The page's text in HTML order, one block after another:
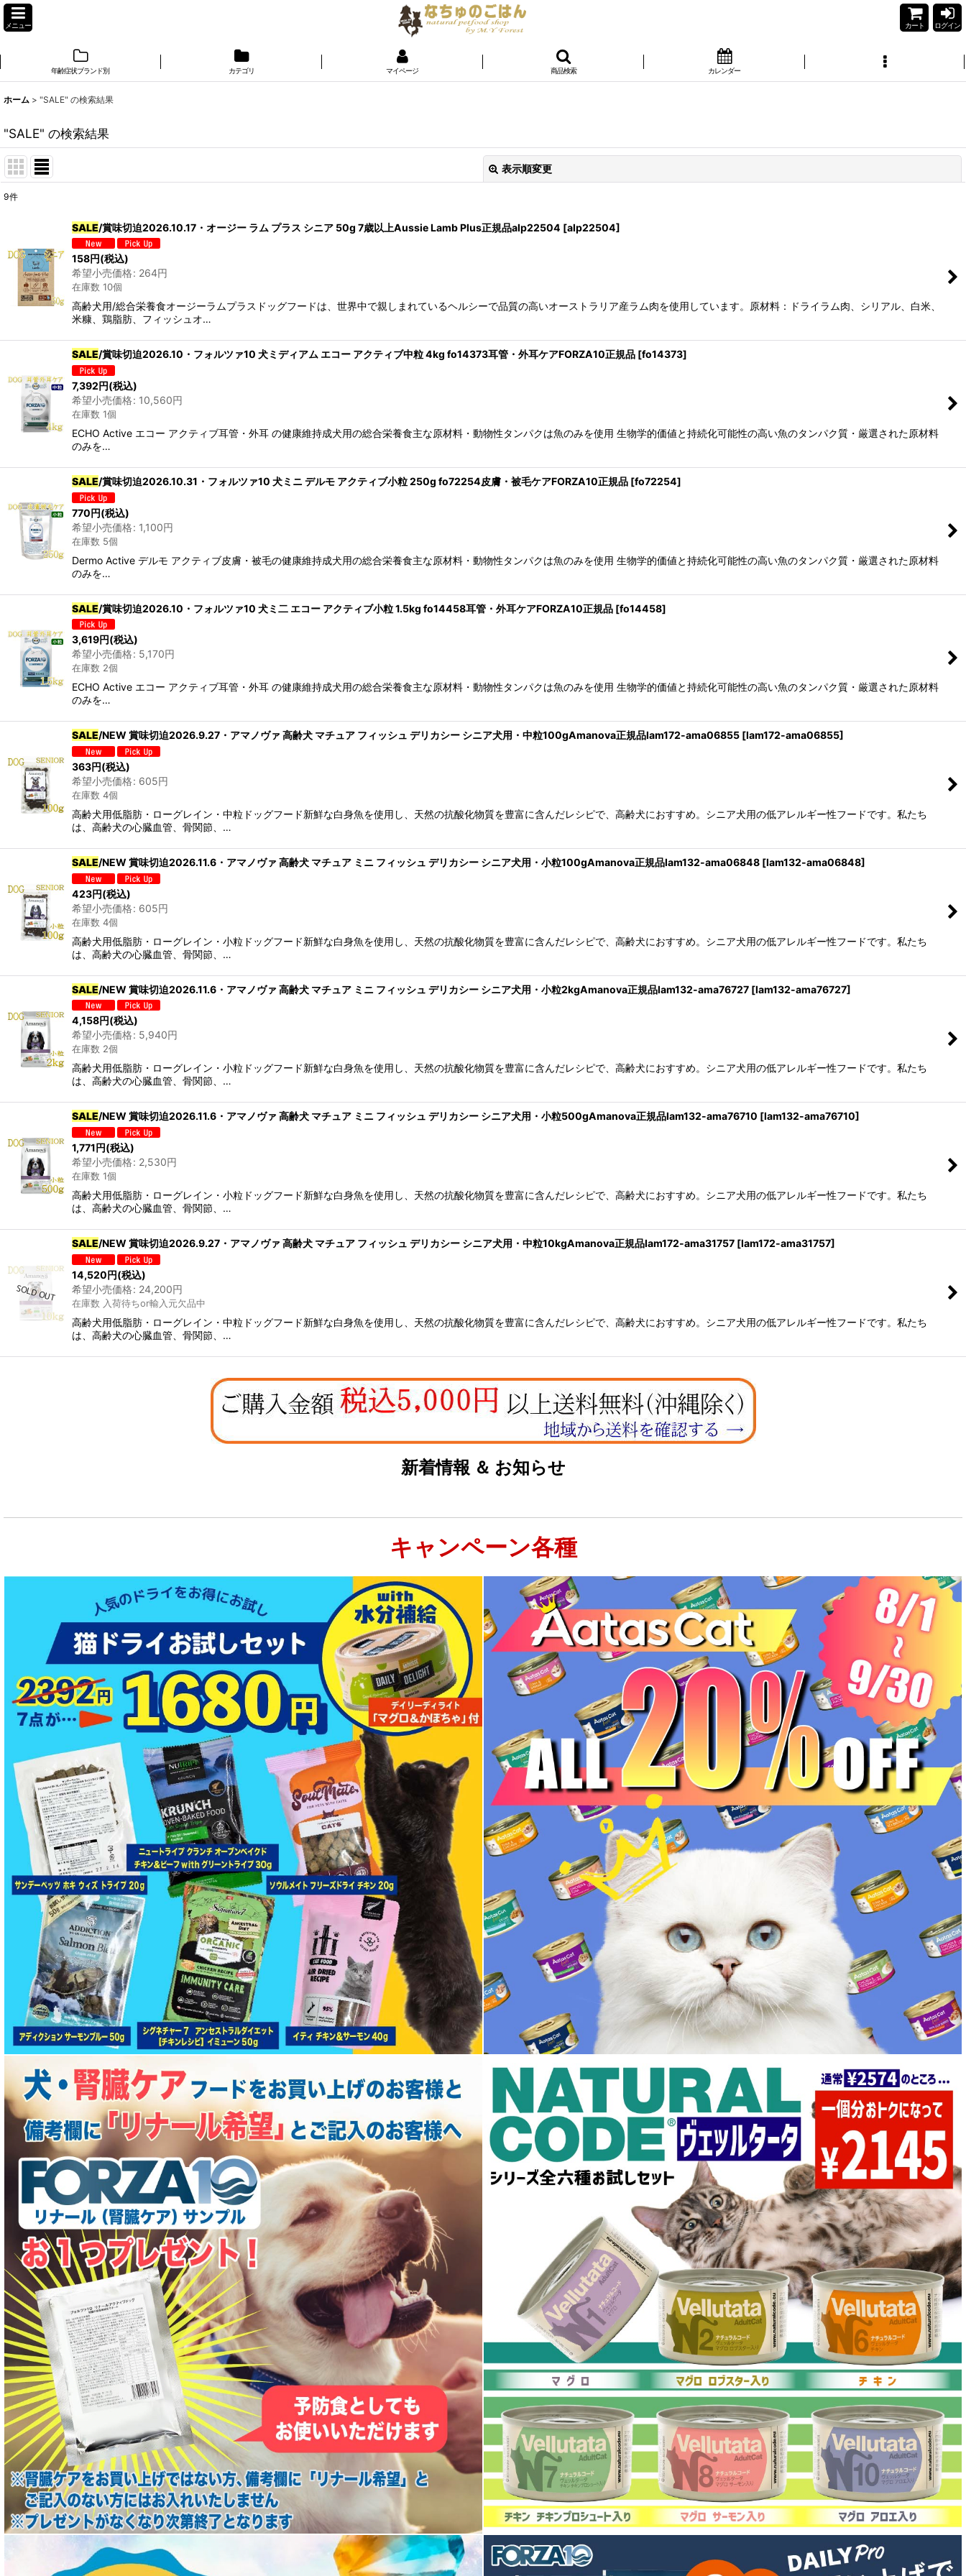
メニュー カート ログイン
年齢症状ブランド別 カテゴリ マイページ 商品検索 カレンダー
ホーム > "SALE" の検索結果
"SALE" の検索結果
表示順変更
在庫あり
並び順:
グループ:
絞り込む
9件
SALE/賞味切迫2026.10.17・オージー ラム プラス シニア 50g 7歳以上Aussie Lamb Plus正規品alp22504 [alp22504]
158円(税込)
希望小売価格: 264円
在庫数 10個
高齢犬用/総合栄養食オージーラムプラスドッグフードは、世界中で親しまれているヘルシーで品質の高いオーストラリア産ラム肉を使用しています。原材料：ドライラム肉、シリアル、白米、
米糠、鶏脂肪、フィッシュオ…
SALE/賞味切迫2026.10・フォルツァ10 犬ミディアム エコー アクティブ中粒 4kg fo14373耳管・外耳ケアFORZA10正規品 [fo14373]
7,392円(税込)
希望小売価格: 10,560円
在庫数 1個
ECHO Active エコー アクティブ耳管・外耳 の健康維持成犬用の総合栄養食主な原材料・動物性タンパクは魚のみを使用 生物学的価値と持続化可能性の高い魚のタンパク質・厳選された原材料
のみを…
SALE/賞味切迫2026.10.31・フォルツァ10 犬ミニ デルモ アクティブ小粒 250g fo72254皮膚・被毛ケアFORZA10正規品 [fo72254]
770円(税込)
希望小売価格: 1,100円
在庫数 5個
Dermo Active デルモ アクティブ皮膚・被毛の健康維持成犬用の総合栄養食主な原材料・動物性タンパクは魚のみを使用 生物学的価値と持続化可能性の高い魚のタンパク質・厳選された原材料
のみを…
SALE/賞味切迫2026.10・フォルツァ10 犬ミ二 エコー アクティブ小粒 1.5kg fo14458耳管・外耳ケアFORZA10正規品 [fo14458]
3,619円(税込)
希望小売価格: 5,170円
在庫数 2個
ECHO Active エコー アクティブ耳管・外耳 の健康維持成犬用の総合栄養食主な原材料・動物性タンパクは魚のみを使用 生物学的価値と持続化可能性の高い魚のタンパク質・厳選された原材料
のみを…
SALE/NEW 賞味切迫2026.9.27・アマノヴァ 高齢犬 マチュア フィッシュ デリカシー シニア犬用・中粒100gAmanova正規品lam172-ama06855 [lam172-ama06855]
363円(税込)
希望小売価格: 605円
在庫数 4個
高齢犬用低脂肪・ローグレイン・中粒ドッグフード新鮮な白身魚を使用し、天然の抗酸化物質を豊富に含んだレシピで、高齢犬におすすめ。シニア犬用の低アレルギー性フードです。私たち
は、高齢犬の心臓血管、骨関節、…
SALE/NEW 賞味切迫2026.11.6・アマノヴァ 高齢犬 マチュア ミニ フィッシュ デリカシー シニア犬用・小粒100gAmanova正規品lam132-ama06848 [lam132-ama06848]
423円(税込)
希望小売価格: 605円
在庫数 4個
高齢犬用低脂肪・ローグレイン・小粒ドッグフード新鮮な白身魚を使用し、天然の抗酸化物質を豊富に含んだレシピで、高齢犬におすすめ。シニア犬用の低アレルギー性フードです。私たち
は、高齢犬の心臓血管、骨関節、…
SALE/NEW 賞味切迫2026.11.6・アマノヴァ 高齢犬 マチュア ミニ フィッシュ デリカシー シニア犬用・小粒2kgAmanova正規品lam132-ama76727 [lam132-ama76727]
4,158円(税込)
希望小売価格: 5,940円
在庫数 2個
高齢犬用低脂肪・ローグレイン・小粒ドッグフード新鮮な白身魚を使用し、天然の抗酸化物質を豊富に含んだレシピで、高齢犬におすすめ。シニア犬用の低アレルギー性フードです。私たち
は、高齢犬の心臓血管、骨関節、…
SALE/NEW 賞味切迫2026.11.6・アマノヴァ 高齢犬 マチュア ミニ フィッシュ デリカシー シニア犬用・小粒500gAmanova正規品lam132-ama76710 [lam132-ama76710]
1,771円(税込)
希望小売価格: 2,530円
在庫数 1個
高齢犬用低脂肪・ローグレイン・小粒ドッグフード新鮮な白身魚を使用し、天然の抗酸化物質を豊富に含んだレシピで、高齢犬におすすめ。シニア犬用の低アレルギー性フードです。私たち
は、高齢犬の心臓血管、骨関節、…
SALE/NEW 賞味切迫2026.9.27・アマノヴァ 高齢犬 マチュア フィッシュ デリカシー シニア犬用・中粒10kgAmanova正規品lam172-ama31757 [lam172-ama31757]
14,520円(税込)
希望小売価格: 24,200円
在庫数 入荷待ちor輸入元欠品中
高齢犬用低脂肪・ローグレイン・中粒ドッグフード新鮮な白身魚を使用し、天然の抗酸化物質を豊富に含んだレシピで、高齢犬におすすめ。シニア犬用の低アレルギー性フードです。私たち
は、高齢犬の心臓血管、骨関節、…
新着情報 ＆ お知らせ
キャンペーン各種